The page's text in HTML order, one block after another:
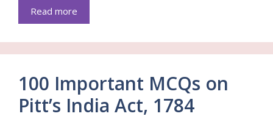
Read more
100 Important MCQs on
Pitt’s India Act, 1784